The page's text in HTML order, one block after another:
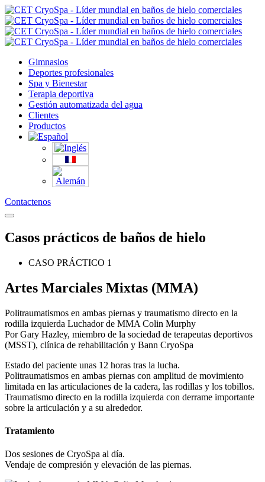
Gimnasios
Deportes profesionales
Spa y Bienestar
Terapia deportiva
Gestión automatizada del agua
Clientes
Productos
Contactenos
Casos prácticos de baños de hielo
CASO PRÁCTICO 1
Artes Marciales Mixtas (MMA)
Politraumatismos en ambas piernas y traumatismo directo en la
rodilla izquierda Luchador de MMA Colin Murphy
Por Gary Hazley, miembro de la sociedad de terapeutas deportivos
(MSST), clínica de rehabilitación y Bann CryoSpa
Estado del paciente unas 12 horas tras la lucha.
Politraumatismos en ambas piernas con amplitud de movimiento
limitada en las articulaciones de la cadera, las rodillas y los tobillos.
Traumatismo directo en la rodilla izquierda con derrame importante
sobre la articulación y a su alrededor.
Tratamiento
Dos sesiones de CryoSpa al día.
Vendaje de compresión y elevación de las piernas.